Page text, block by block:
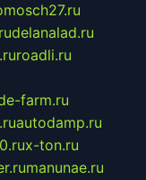
delanalad.ru
roadli.ru
farm.ru
autodamp.ru
x-ton.ru
manunae.ru